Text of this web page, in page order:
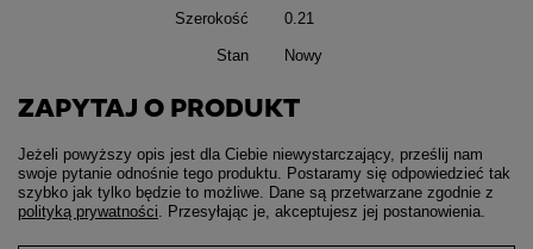
Szerokość 0.21
Stan Nowy
ZAPYTAJ O PRODUKT
Jeżeli powyższy opis jest dla Ciebie niewystarczający, prześlij nam
swoje pytanie odnośnie tego produktu. Postaramy się odpowiedzieć tak
szybko jak tylko będzie to możliwe. Dane są przetwarzane zgodnie z
polityką prywatności. Przesyłając je, akceptujesz jej postanowienia.